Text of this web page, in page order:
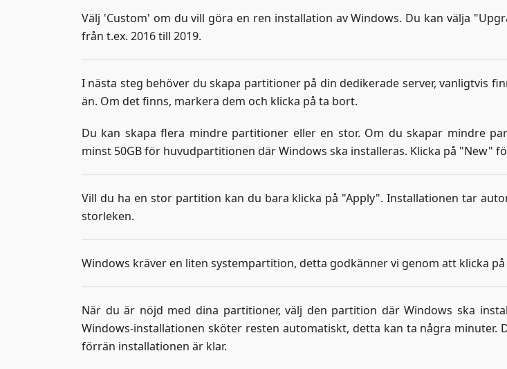
Välj 'Custom' om du vill göra en ren installation av Windows. Du kan välja
från t.ex. 2016 till 2019.
I nästa steg behöver du skapa partitioner på din dedikerade server, vanligtvis
än. Om det finns, markera dem och klicka på ta bort.
Du kan skapa flera mindre partitioner eller en stor. Om du skapar mindre
minst 50GB för huvudpartitionen där Windows ska installeras. Klicka på "New"
Vill du ha en stor partition kan du bara klicka på "Apply". Installationen tar
storleken.
Windows kräver en liten systempartition, detta godkänner vi genom att klicka på
När du är nöjd med dina partitioner, välj den partition där Windows ska
Windows-installationen sköter resten automatiskt, detta kan ta några minuter.
förrän installationen är klar.